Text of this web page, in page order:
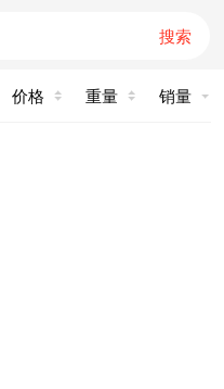
搜索
价格 重量 销量